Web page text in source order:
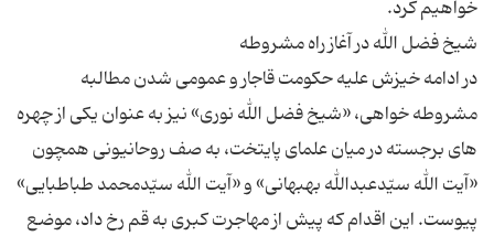
در ادامه خیزش علیه حکومت قاجار و عمومی شدن مطالبه
مشروطه خواهی، «شیخ فضل الله نوری» نیز به عنوان یکی از چهره
های برجسته در میان علمای پایتخت، به صف روحانیونی همچون
«آیت الله سیّدعبدالله بهبهانی» و «آیت الله سیّدمحمد طباطبایی»
پیوست. این اقدام که پیش از مهاجرت کبری به قم رخ داد، موضع